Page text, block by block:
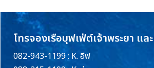
โทรจองเรือบุฟเฟ่ต์เจ้าพระยา แล
082-943-1199 : K. อีฟ